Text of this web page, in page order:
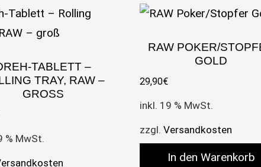
TABLETT –
TRAY, RAW –
GROSS
% MwSt.
RAW POKER/
GOLD
29,90€
inkl. 19 % MwSt.
zzgl. Versandkosten
In den Warenkorb